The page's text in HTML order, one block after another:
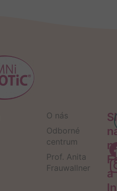
O nás
Odborné
centrum
Prof. Anita
Frauwallner
a